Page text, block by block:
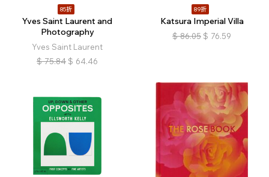
85折
Yves Saint Laurent and
Photography
Yves Saint Laurent
$ 75.84 $ 64.46
89折
Katsura Imperial Villa
$ 86.05 $ 76.59